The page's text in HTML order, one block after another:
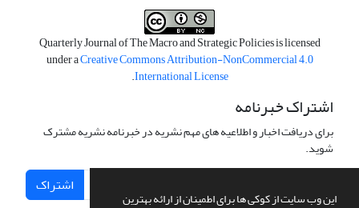
این وب سایت از کوکی ها برای اطمینان از ارائه بهترین
Quarterly Journal of The Macro and Strategic Policies is licensed
under aCreative Commons Attribution-NonCommercial 4.0
International License
.
اشتراک خبرنامه
برای دریافت اخبار و اطلاعیه های مهم نشریه در خبرنامه نشریه مشترک
شوید.
اشتراک